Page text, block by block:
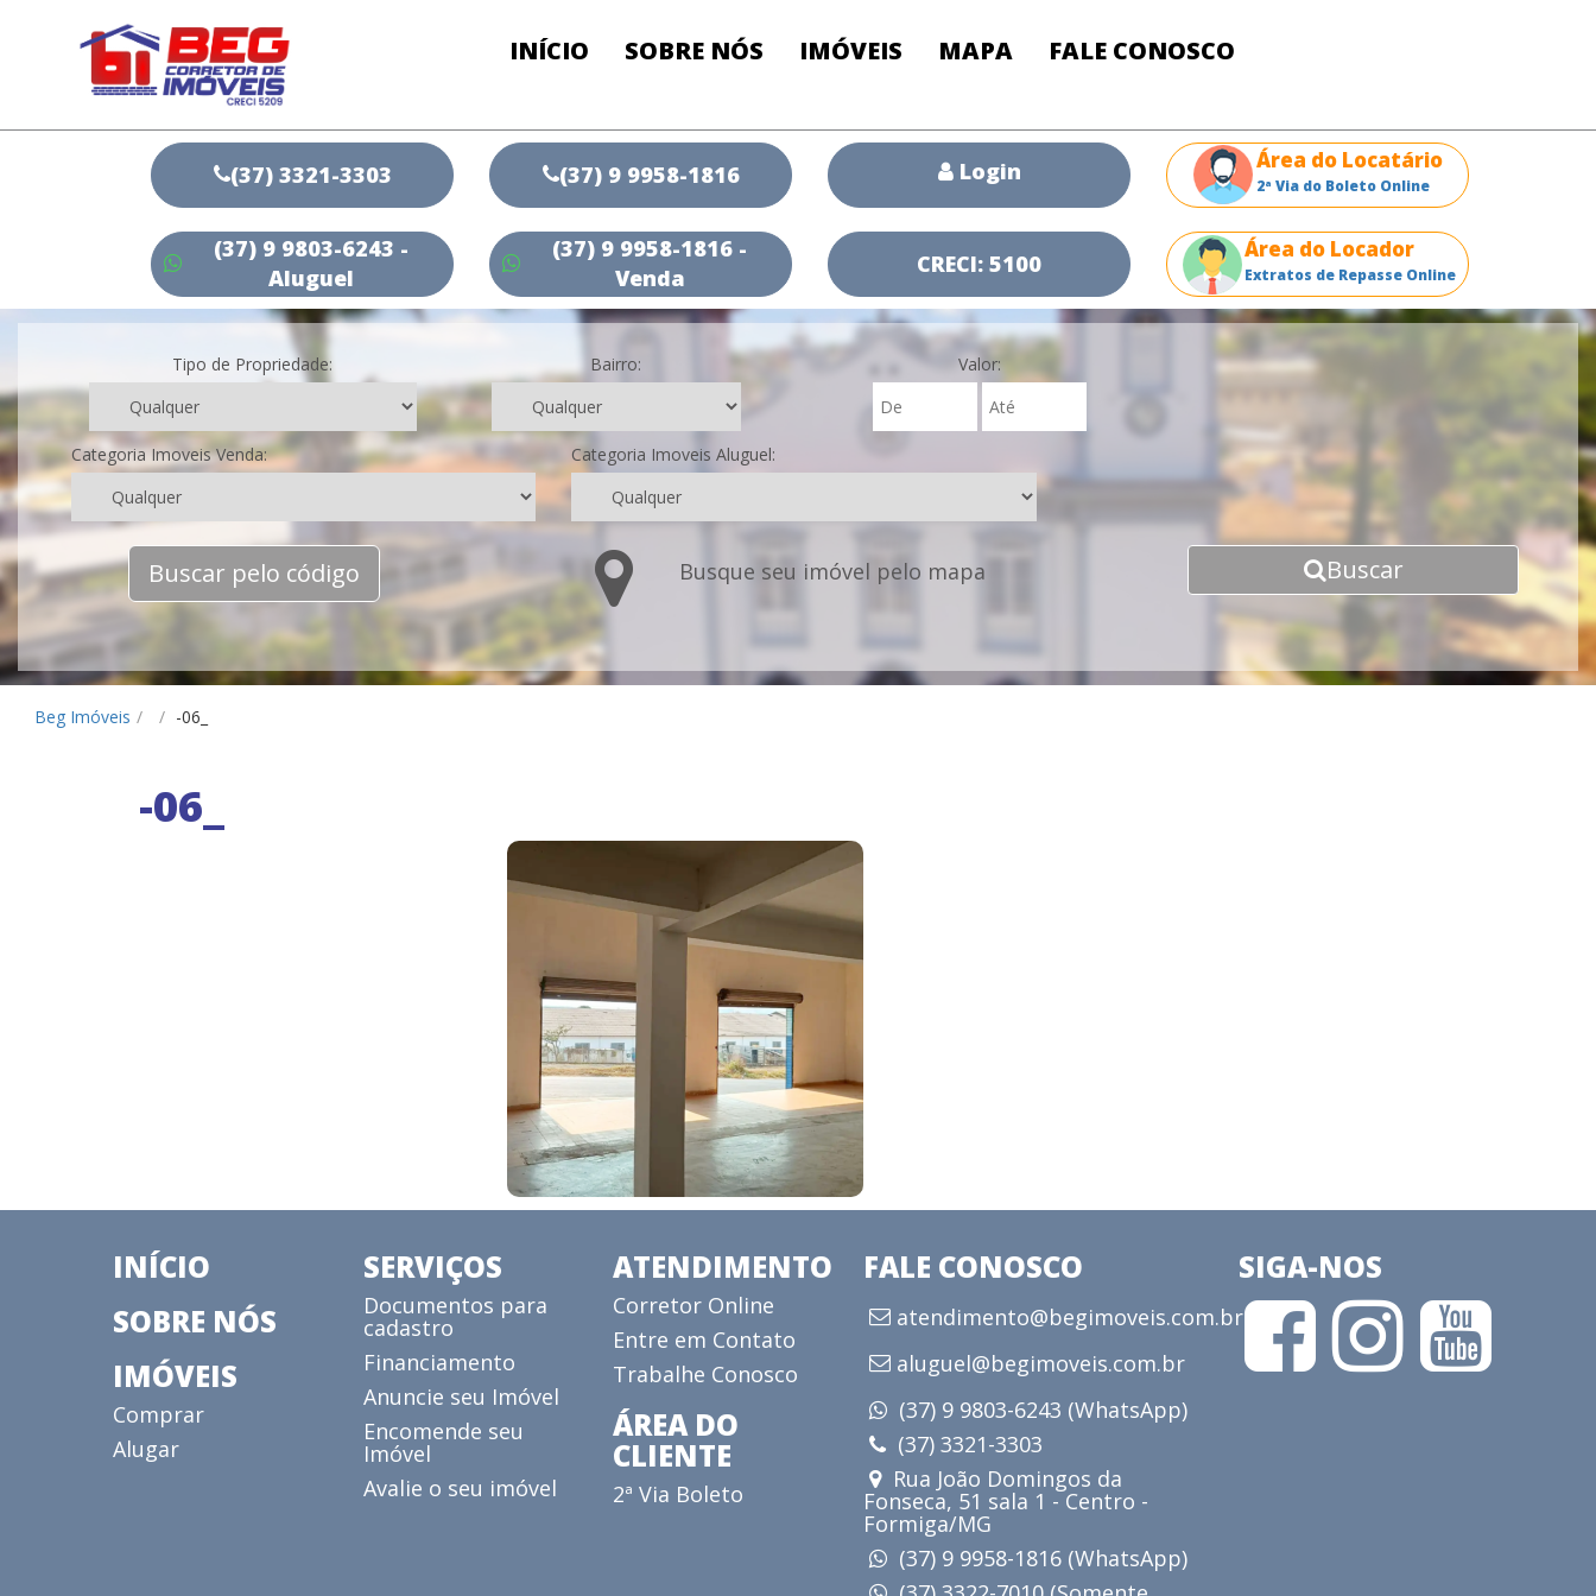
INÍCIO SOBRE NÓS IMÓVEIS MAPA FALE CONOSCO
(37) 3321-3303
(37) 9 9803-6243 -
Aluguel
(37) 9 9958-1816
(37) 9 9958-1816 -
Venda
Login
CRECI: 5100
Área do Locatário
2ª Via do Boleto Online
Área do Locador
Extratos de Repasse Online
Tipo de Propriedade: Bairro: Valor:
Categoria Imoveis Venda: Categoria Imoveis Aluguel:
Buscar pelo código Busque seu imóvel pelo mapa Buscar
Beg Imóveis / / -06_
-06_
INÍCIO
SOBRE NÓS
IMÓVEIS
Comprar
Alugar
SERVIÇOS
Documentos para
cadastro
Financiamento
Anuncie seu Imóvel
Encomende seu
Imóvel
Avalie o seu imóvel
ATENDIMENTO
Corretor Online
Entre em Contato
Trabalhe Conosco
ÁREA DO
CLIENTE
2ª Via Boleto
FALE CONOSCO
atendimento@begimoveis.com.br
aluguel@begimoveis.com.br
(37) 9 9803-6243 (WhatsApp)
(37) 3321-3303
Rua João Domingos da
Fonseca, 51 sala 1 - Centro -
Formiga/MG
(37) 9 9958-1816 (WhatsApp)
SIGA-NOS